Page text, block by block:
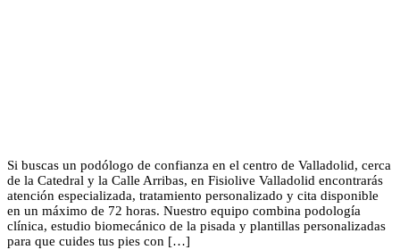
Si buscas un podólogo de confianza en el centro de Valladolid, cerca
de la Catedral y la Calle Arribas, en Fisiolive Valladolid encontrarás
atención especializada, tratamiento personalizado y cita disponible
en un máximo de 72 horas. Nuestro equipo combina podología
clínica, estudio biomecánico de la pisada y plantillas personalizadas
para que cuides tus pies con […]